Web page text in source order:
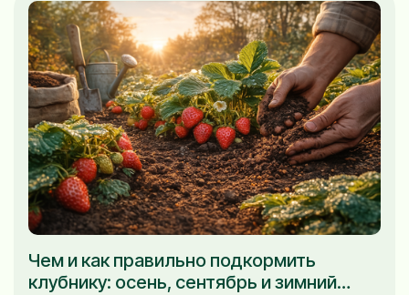
Чем и как правильно подкормить
клубнику: осень, сентябрь и зимний